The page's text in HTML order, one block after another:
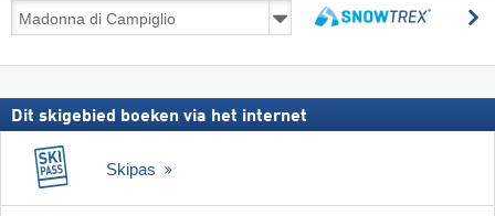
incl.
Dit skigebied boeken via het internet
Skipas